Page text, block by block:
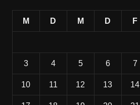
M D M D F
3 4 5 6 7
10 11 12 13 14